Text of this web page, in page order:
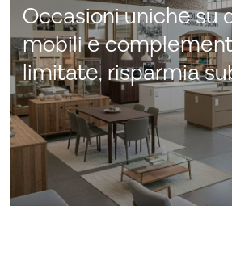
Occasioni uniche su
mobili e
limitate, risparmia